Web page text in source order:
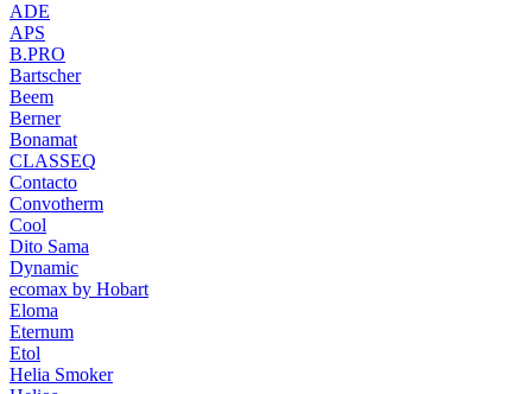
ADE
APS
B.PRO
Bartscher
Beem
Berner
Bonamat
CLASSEQ
Contacto
Convotherm
Cool
Dito Sama
Dynamic
ecomax by Hobart
Eloma
Eternum
Etol
Helia Smoker